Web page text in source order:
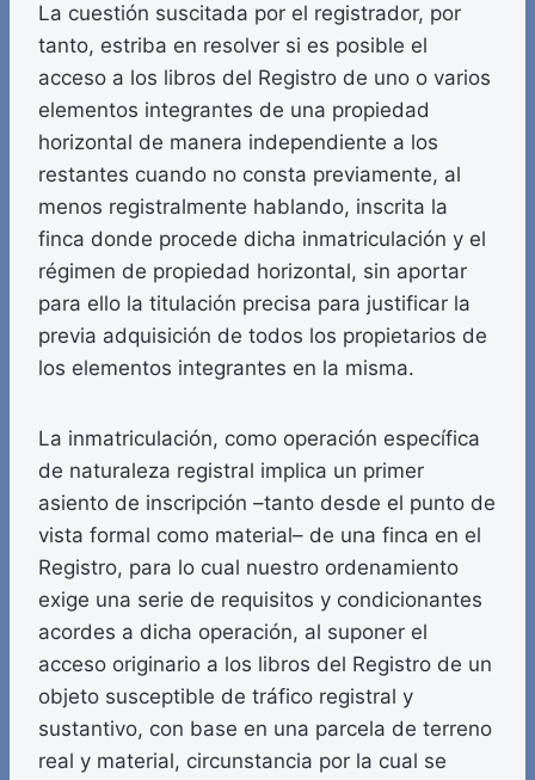
La cuestión suscitada por el registrador, por
tanto, estriba en resolver si es posible el
acceso a los libros del Registro de uno o varios
elementos integrantes de una propiedad
horizontal de manera independiente a los
restantes cuando no consta previamente, al
menos registralmente hablando, inscrita la
finca donde procede dicha inmatriculación y el
régimen de propiedad horizontal, sin aportar
para ello la titulación precisa para justificar la
previa adquisición de todos los propietarios de
los elementos integrantes en la misma.
La inmatriculación, como operación específica
de naturaleza registral implica un primer
asiento de inscripción –tanto desde el punto de
vista formal como material– de una finca en el
Registro, para lo cual nuestro ordenamiento
exige una serie de requisitos y condicionantes
acordes a dicha operación, al suponer el
acceso originario a los libros del Registro de un
objeto susceptible de tráfico registral y
sustantivo, con base en una parcela de terreno
real y material, circunstancia por la cual se